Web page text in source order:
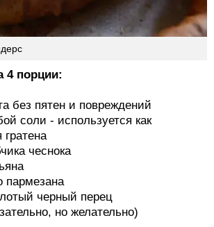
4 порции:
без пятен и повреждений
соли - используется как
чеснока
пармезана
черный перец
но желательно)